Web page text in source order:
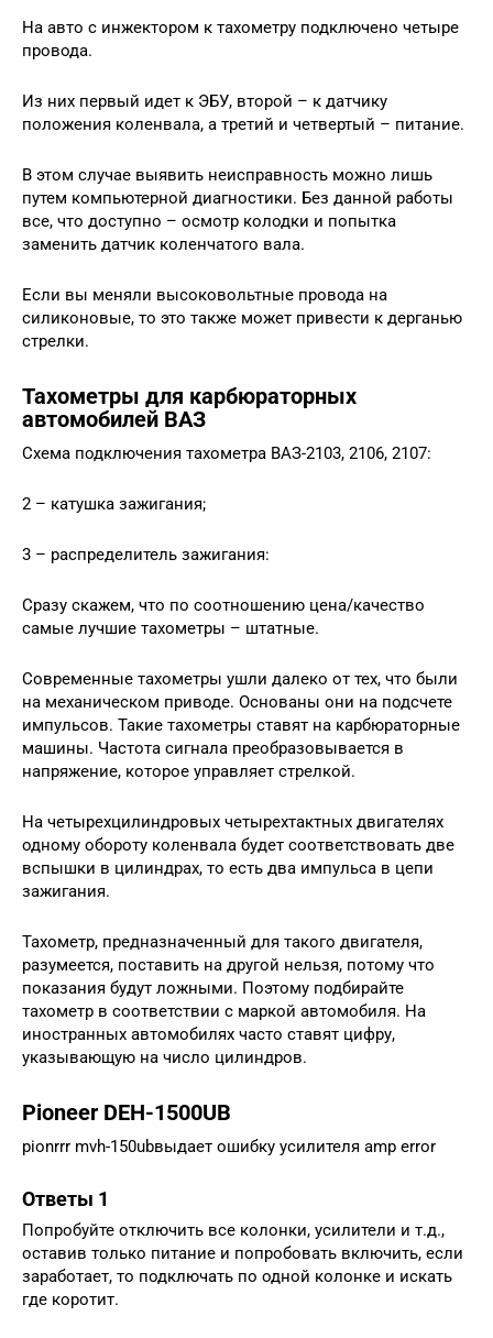
На авто с инжектором к тахометру подключено четыре
провода.
Из них первый идет к ЭБУ, второй – к датчику
положения коленвала, а третий и четвертый – питание.
В этом случае выявить неисправность можно лишь
путем компьютерной диагностики. Без данной работы
все, что доступно – осмотр колодки и попытка
заменить датчик коленчатого вала.
Если вы меняли высоковольтные провода на
силиконовые, то это также может привести к дерганью
стрелки.
Тахометры для карбюраторных
автомобилей ВАЗ
Схема подключения тахометра ВАЗ-2103, 2106, 2107:
2 – катушка зажигания;
3 – распределитель зажигания:
Сразу скажем, что по соотношению цена/качество
самые лучшие тахометры – штатные.
Современные тахометры ушли далеко от тех, что были
на механическом приводе. Основаны они на подсчете
импульсов. Такие тахометры ставят на карбюраторные
машины. Частота сигнала преобразовывается в
напряжение, которое управляет стрелкой.
На четырехцилиндровых четырехтактных двигателях
одному обороту коленвала будет соответствовать две
вспышки в цилиндрах, то есть два импульса в цепи
зажигания.
Тахометр, предназначенный для такого двигателя,
разумеется, поставить на другой нельзя, потому что
показания будут ложными. Поэтому подбирайте
тахометр в соответствии с маркой автомобиля. На
иностранных автомобилях часто ставят цифру,
указывающую на число цилиндров.
Pioneer DEH-1500UB
pionrrr mvh-150ubвыдает ошибку усилителя amp error
Ответы 1
Попробуйте отключить все колонки, усилители и т.д.,
оставив только питание и попробовать включить, если
заработает, то подключать по одной колонке и искать
где коротит.